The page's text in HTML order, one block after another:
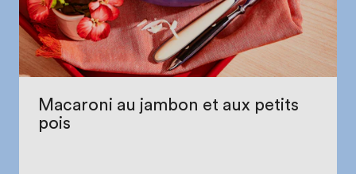
Macaroni au jambon et aux petits
pois